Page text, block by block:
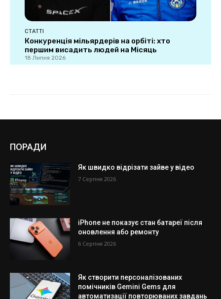
ПОРАДИ
Як швидко відрізати зайве у відео
7 Серпня 2026
iPhone не показує стан батареї після
оновлення або ремонту
6 Серпня 2026
Як створити персоналізованих
помічників Gemini Gems для
автоматизації повторюваних завдань